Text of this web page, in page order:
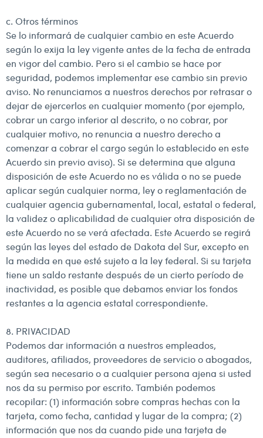
c. Otros términos
Se lo informará de cualquier cambio en este Acuerdo
según lo exija la ley vigente antes de la fecha de entrada
en vigor del cambio. Pero si el cambio se hace por
seguridad, podemos implementar ese cambio sin previo
aviso. No renunciamos a nuestros derechos por retrasar o
dejar de ejercerlos en cualquier momento (por ejemplo,
cobrar un cargo inferior al descrito, o no cobrar, por
cualquier motivo, no renuncia a nuestro derecho a
comenzar a cobrar el cargo según lo establecido en este
Acuerdo sin previo aviso). Si se determina que alguna
disposición de este Acuerdo no es válida o no se puede
aplicar según cualquier norma, ley o reglamentación de
cualquier agencia gubernamental, local, estatal o federal,
la validez o aplicabilidad de cualquier otra disposición de
este Acuerdo no se verá afectada. Este Acuerdo se regirá
según las leyes del estado de Dakota del Sur, excepto en
la medida en que esté sujeto a la ley federal. Si su tarjeta
tiene un saldo restante después de un cierto período de
inactividad, es posible que debamos enviar los fondos
restantes a la agencia estatal correspondiente.
8. PRIVACIDAD
Podemos dar información a nuestros empleados,
auditores, afiliados, proveedores de servicio o abogados,
según sea necesario o a cualquier persona ajena si usted
nos da su permiso por escrito. También podemos
recopilar: (1) información sobre compras hechas con la
tarjeta, como fecha, cantidad y lugar de la compra; (2)
información que nos da cuando pide una tarjeta de